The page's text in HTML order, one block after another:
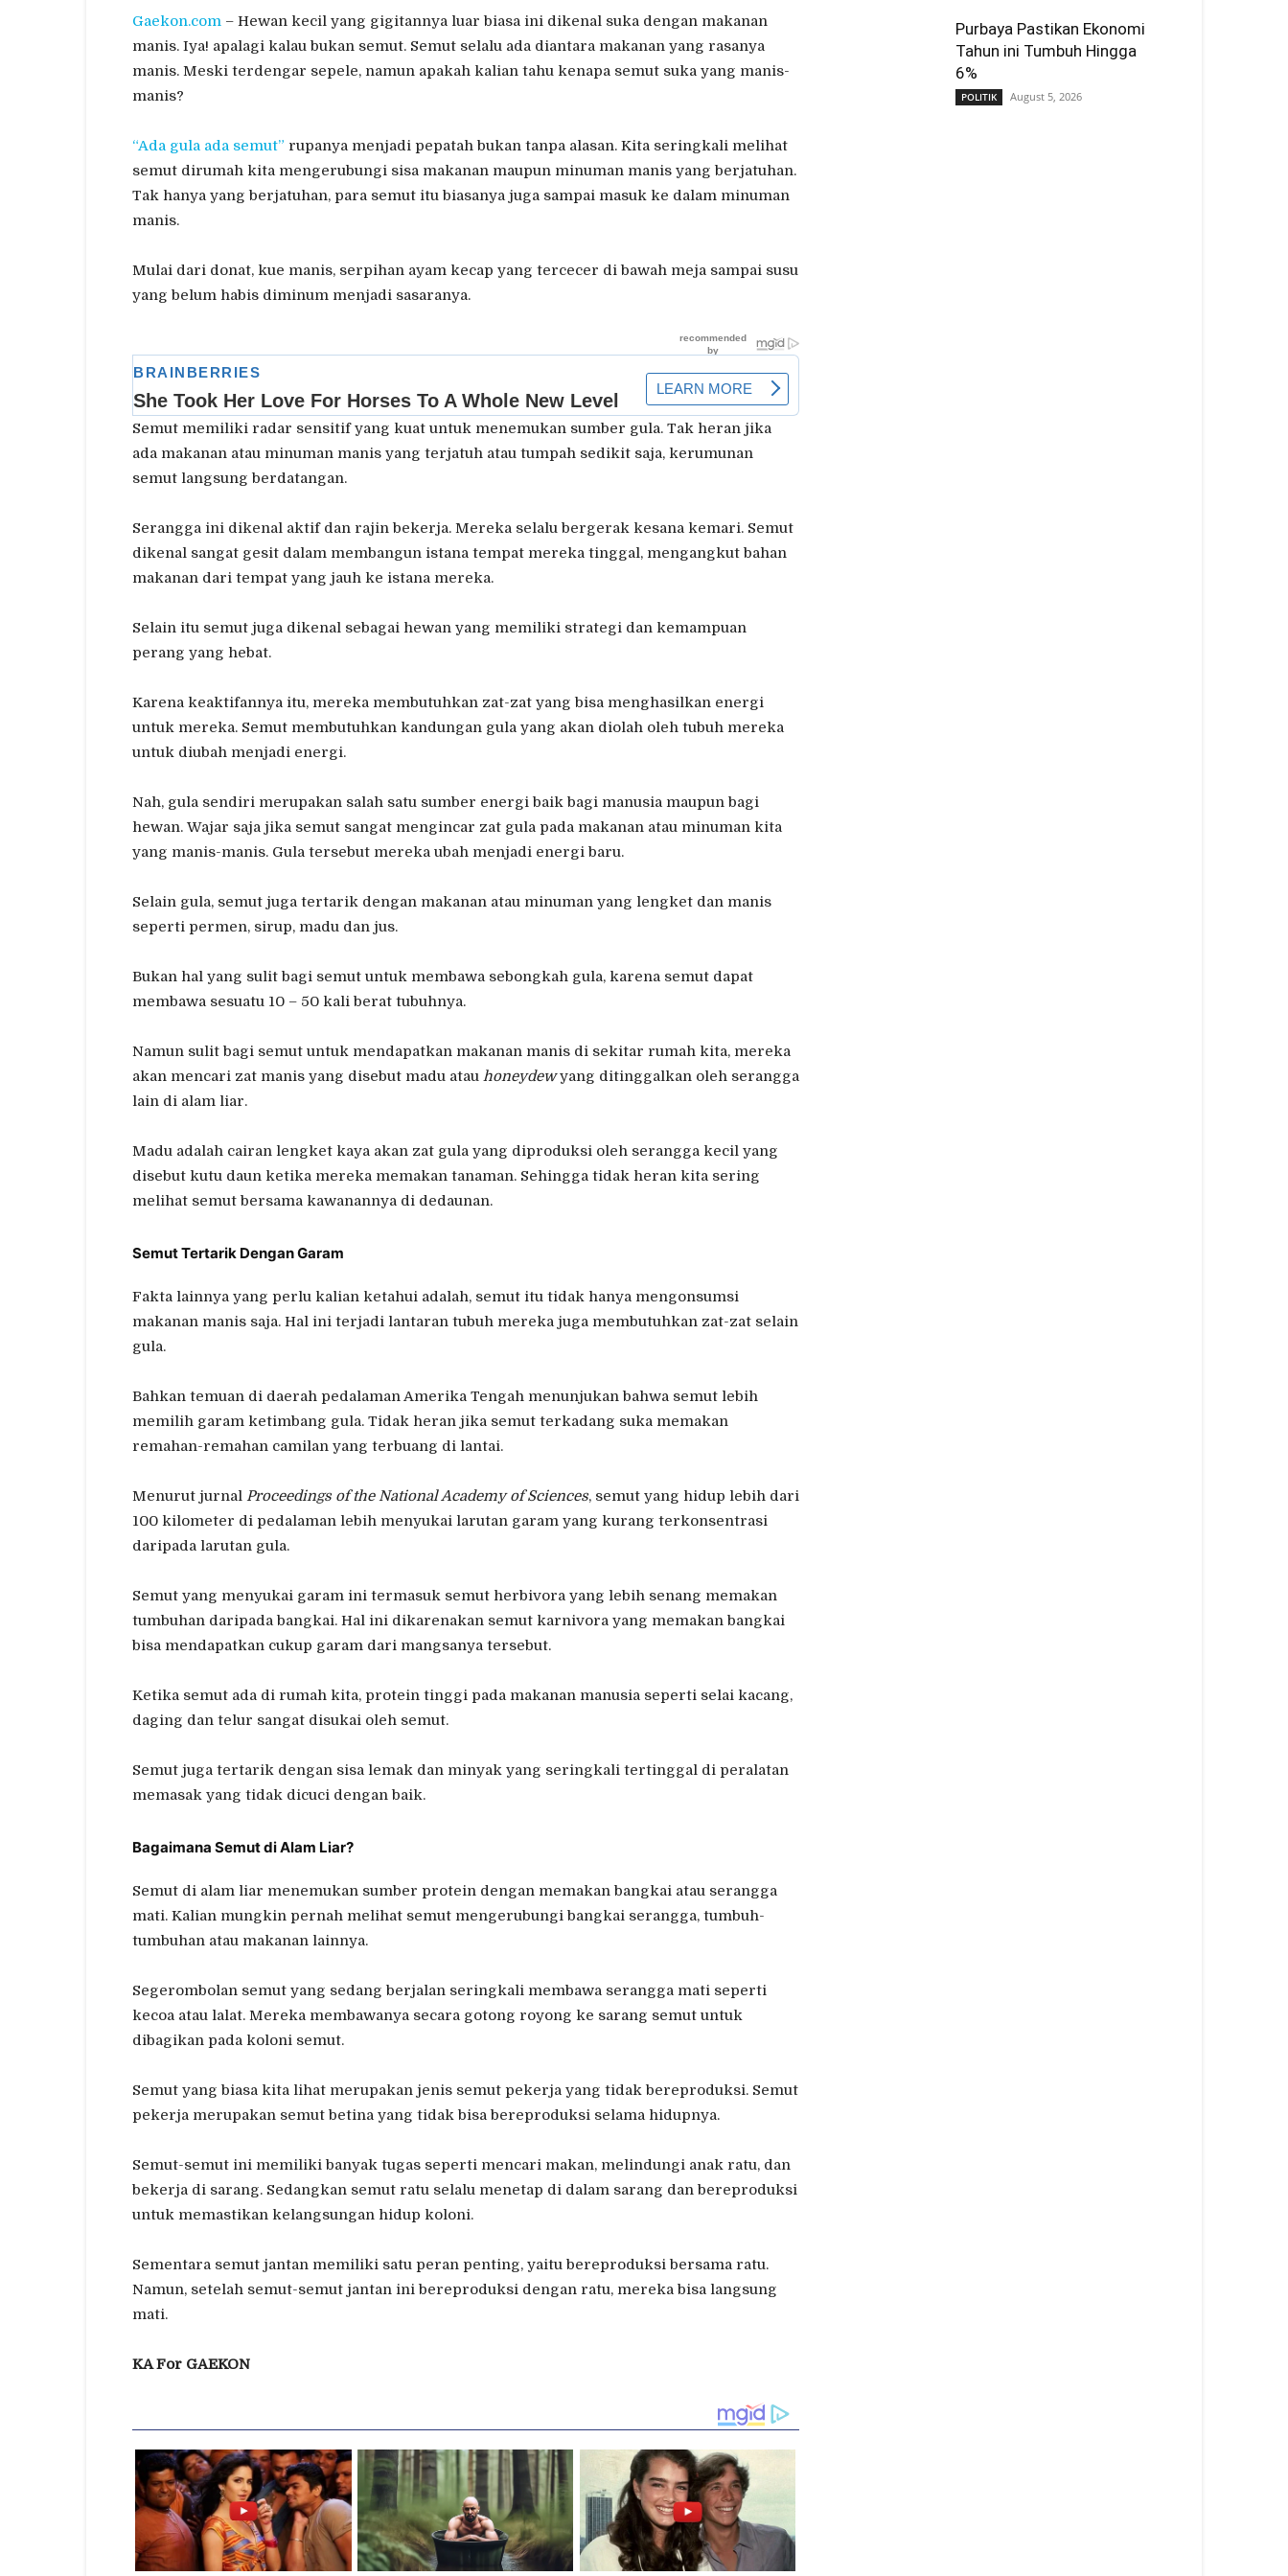
Gaekon.com – Hewan kecil yang gigitannya luar biasa ini dikenal suka dengan makanan
manis. Iya! apalagi kalau bukan semut. Semut selalu ada diantara makanan yang rasanya
manis. Meski terdengar sepele, namun apakah kalian tahu kenapa semut suka yang manis-
manis?
“Ada gula ada semut” rupanya menjadi pepatah bukan tanpa alasan. Kita seringkali melihat
semut dirumah kita mengerubungi sisa makanan maupun minuman manis yang berjatuhan.
Tak hanya yang berjatuhan, para semut itu biasanya juga sampai masuk ke dalam minuman
manis.
Mulai dari donat, kue manis, serpihan ayam kecap yang tercecer di bawah meja sampai susu
yang belum habis diminum menjadi sasaranya.
Semut memiliki radar sensitif yang kuat untuk menemukan sumber gula. Tak heran jika
ada makanan atau minuman manis yang terjatuh atau tumpah sedikit saja, kerumunan
semut langsung berdatangan.
Serangga ini dikenal aktif dan rajin bekerja. Mereka selalu bergerak kesana kemari. Semut
dikenal sangat gesit dalam membangun istana tempat mereka tinggal, mengangkut bahan
makanan dari tempat yang jauh ke istana mereka.
Selain itu semut juga dikenal sebagai hewan yang memiliki strategi dan kemampuan
perang yang hebat.
Karena keaktifannya itu, mereka membutuhkan zat-zat yang bisa menghasilkan energi
untuk mereka. Semut membutuhkan kandungan gula yang akan diolah oleh tubuh mereka
untuk diubah menjadi energi.
Nah, gula sendiri merupakan salah satu sumber energi baik bagi manusia maupun bagi
hewan. Wajar saja jika semut sangat mengincar zat gula pada makanan atau minuman kita
yang manis-manis. Gula tersebut mereka ubah menjadi energi baru.
Selain gula, semut juga tertarik dengan makanan atau minuman yang lengket dan manis
seperti permen, sirup, madu dan jus.
Bukan hal yang sulit bagi semut untuk membawa sebongkah gula, karena semut dapat
membawa sesuatu 10 – 50 kali berat tubuhnya.
Namun sulit bagi semut untuk mendapatkan makanan manis di sekitar rumah kita, mereka
akan mencari zat manis yang disebut madu atau honeydewyang ditinggalkan oleh serangga
lain di alam liar.
Madu adalah cairan lengket kaya akan zat gula yang diproduksi oleh serangga kecil yang
disebut kutu daun ketika mereka memakan tanaman. Sehingga tidak heran kita sering
melihat semut bersama kawanannya di dedaunan.
Semut Tertarik Dengan Garam
Fakta lainnya yang perlu kalian ketahui adalah, semut itu tidak hanya mengonsumsi
makanan manis saja. Hal ini terjadi lantaran tubuh mereka juga membutuhkan zat-zat selain
gula.
Bahkan temuan di daerah pedalaman Amerika Tengah menunjukan bahwa semut lebih
memilih garam ketimbang gula. Tidak heran jika semut terkadang suka memakan
remahan-remahan camilan yang terbuang di lantai.
Menurut jurnal Proceedings of the National Academy of Sciences, semut yang hidup lebih dari
100 kilometer di pedalaman lebih menyukai larutan garam yang kurang terkonsentrasi
daripada larutan gula.
Semut yang menyukai garam ini termasuk semut herbivora yang lebih senang memakan
tumbuhan daripada bangkai. Hal ini dikarenakan semut karnivora yang memakan bangkai
bisa mendapatkan cukup garam dari mangsanya tersebut.
Ketika semut ada di rumah kita, protein tinggi pada makanan manusia seperti selai kacang,
daging dan telur sangat disukai oleh semut.
Semut juga tertarik dengan sisa lemak dan minyak yang seringkali tertinggal di peralatan
memasak yang tidak dicuci dengan baik.
Bagaimana Semut di Alam Liar?
Semut di alam liar menemukan sumber protein dengan memakan bangkai atau serangga
mati. Kalian mungkin pernah melihat semut mengerubungi bangkai serangga, tumbuh-
tumbuhan atau makanan lainnya.
Segerombolan semut yang sedang berjalan seringkali membawa serangga mati seperti
kecoa atau lalat. Mereka membawanya secara gotong royong ke sarang semut untuk
dibagikan pada koloni semut.
Semut yang biasa kita lihat merupakan jenis semut pekerja yang tidak bereproduksi. Semut
pekerja merupakan semut betina yang tidak bisa bereproduksi selama hidupnya.
Semut-semut ini memiliki banyak tugas seperti mencari makan, melindungi anak ratu, dan
bekerja di sarang. Sedangkan semut ratu selalu menetap di dalam sarang dan bereproduksi
untuk memastikan kelangsungan hidup koloni.
Sementara semut jantan memiliki satu peran penting, yaitu bereproduksi bersama ratu.
Namun, setelah semut-semut jantan ini bereproduksi dengan ratu, mereka bisa langsung
mati.
KA For GAEKON
Purbaya Pastikan Ekonomi
Tahun ini Tumbuh Hingga
6%
POLITIK August 5, 2026